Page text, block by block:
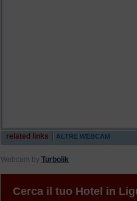
related links ALTRE WEBCAM
Webcam by Turbolik
Cerca il tuo Hotel in